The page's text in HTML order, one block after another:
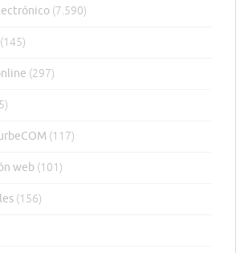
(7.590)
(145)
(297)
(117)
web (101)
(156)